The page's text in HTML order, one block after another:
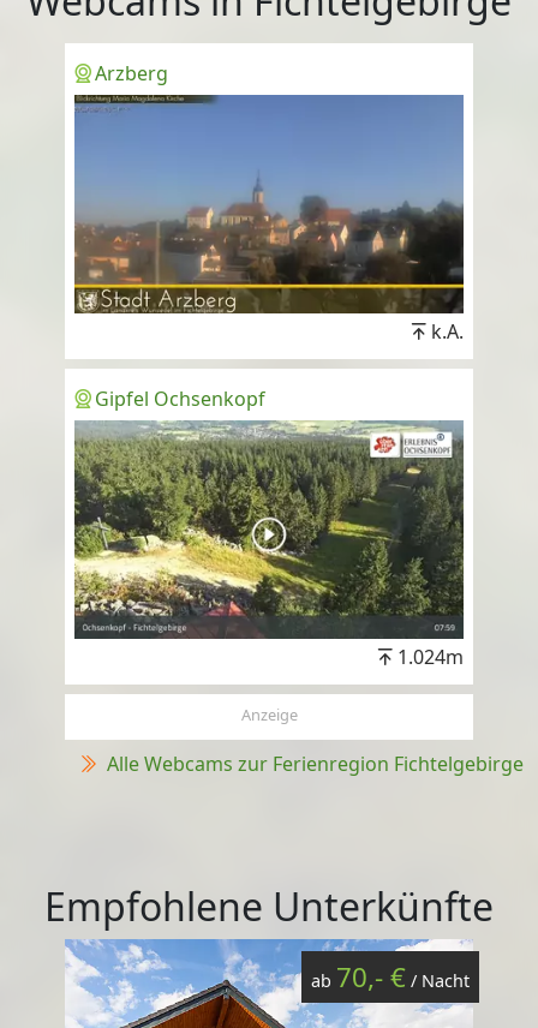
Arzberg
k.A.
Gipfel Ochsenkopf
1.024m
Anzeige
Alle Webcams zur Ferienregion Fichtelgebirge
Empfohlene Unterkünfte
ab 70,- € / Nacht